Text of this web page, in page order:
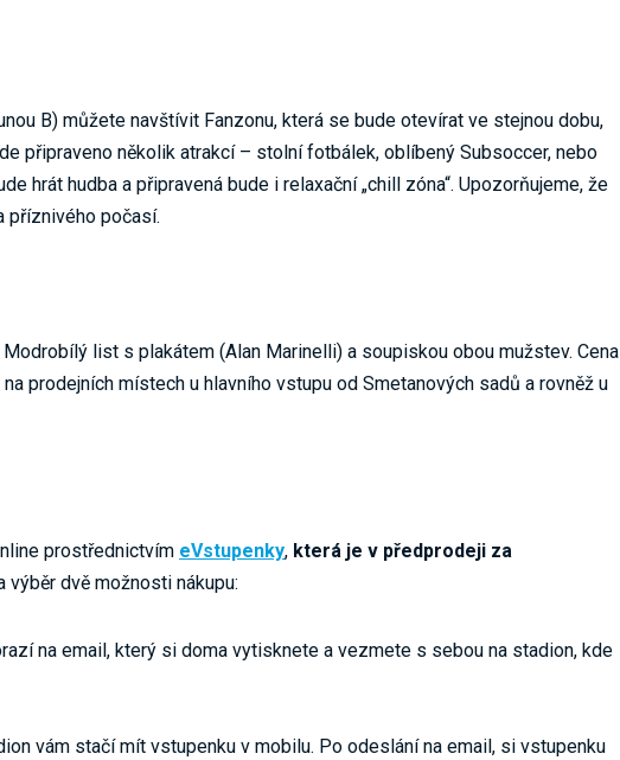
B) můžete navštívit Fanzonu, která se bude otevírat ve stejnou dobu,
připraveno několik atrakcí – stolní fotbálek, oblíbený Subsoccer, nebo
hrát hudba a připravená bude i relaxační „chill zóna“. Upozorňujeme, že
příznivého počasí.
list s plakátem (Alan Marinelli) a soupiskou obou mužstev. Cena
prodejních místech u hlavního vstupu od Smetanových sadů a rovněž u
prostřednictvím eVstupenky, která je v předprodeji za
výběr dvě možnosti nákupu:
na email, který si doma vytisknete a vezmete s sebou na stadion, kde
vám stačí mít vstupenku v mobilu. Po odeslání na email, si vstupenku